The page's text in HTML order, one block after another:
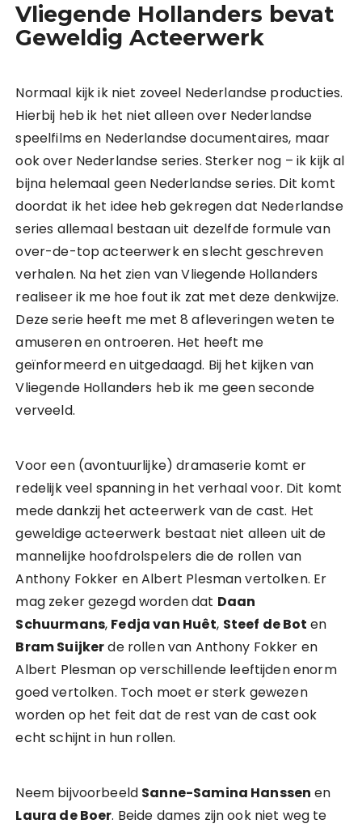
Vliegende Hollanders bevat
GeweldigActeerwerk
Normaal kijk ik niet zoveel Nederlandse producties.
Hierbij heb ik het niet alleen over Nederlandse
speelfilms en Nederlandse documentaires, maar
ook over Nederlandse series. Sterker nog – ik kijk al
bijna helemaal geen Nederlandse series. Dit komt
doordat ik het idee heb gekregen dat Nederlandse
series allemaal bestaan uit dezelfde formule van
over-de-top acteerwerk en slecht geschreven
verhalen. Na het zien van Vliegende Hollanders
realiseer ik me hoe fout ik zat met deze denkwijze.
Deze serie heeft me met 8 afleveringen weten te
amuseren en ontroeren. Het heeft me
geïnformeerd en uitgedaagd. Bij het kijken van
Vliegende Hollanders heb ik me geen seconde
verveeld.
Voor een (avontuurlijke) dramaserie komt er
redelijk veel spanning in het verhaal voor. Dit komt
mede dankzij het acteerwerk van de cast. Het
geweldige acteerwerk bestaat niet alleen uit de
mannelijke hoofdrolspelers die de rollen van
Anthony Fokker en Albert Plesman vertolken. Er
mag zeker gezegd worden dat Daan
Schuurmans, Fedja van Huêt, Steef de Bot en
Bram Suijkerde rollen van Anthony Fokker en
Albert Plesman op verschillende leeftijden enorm
goed vertolken. Toch moet er sterk gewezen
worden op het feit dat de rest van de cast ook
echt schijnt in hun rollen.
Neem bijvoorbeeld Sanne-Samina Hanssen en
Laura de Boer. Beide dames zijn ook niet weg te